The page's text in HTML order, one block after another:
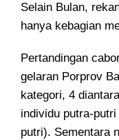
Selain Bulan,
hanya kebagian
Pertandingan
gelaran Porprov
kategori, 4
individu putra-
putri). Sementara